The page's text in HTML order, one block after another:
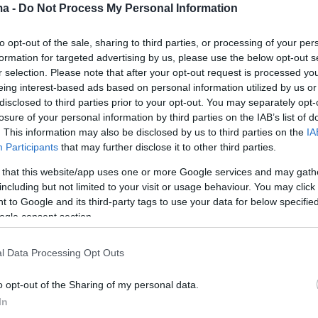
- Do Not Process My Personal Information
opt-out of the sale, sharing to third parties, or processing of your
for targeted advertising by us, please use the below opt-out
selection. Please note that after your opt-out request is processed
interest-based ads based on personal information utilized by us
to third parties prior to your opt-out. You may separately
of your personal information by third parties on the IAB’s list of
This information may also be disclosed by us to third parties on the
Participants that may further disclose it to other third parties.
that this website/app uses one or more Google services and may
but not limited to your visit or usage behaviour. You may
to Google and its third-party tags to use your data for below
consent section.
Data Processing Opt Outs
opt-out of the Sharing of my personal data.
συγκεντρώνει κεφάλαια στην
της Ουάσινγκτον εξέφρασε ο υφυπουργός
των ΗΠΑ σε συζητήσεις με Τούρκους κυβερνητικούς
του επενδυτικού κοινού στα
κεφάλαια - Στα 13,95 δισ.
ενεργητικό, υψηλό 15 ετών
ανέρχεται στα 13,954 δισ. ευρώ
1